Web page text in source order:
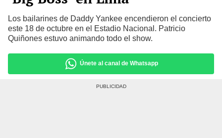
Los bailarines de Daddy Yankee encendieron el concierto
este 18 de octubre en el Estadio Nacional. Patricio
Quiñones estuvo animando todo el show.
Únete al canal de Whatsapp